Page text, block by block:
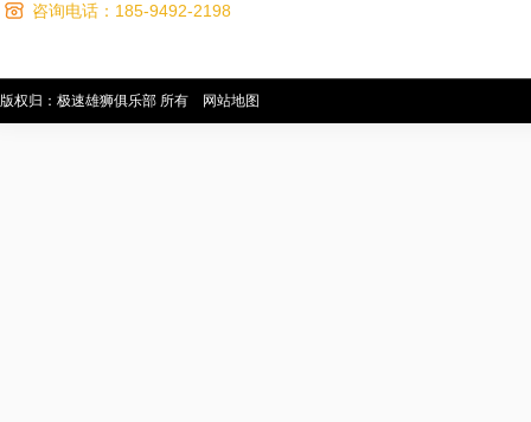
咨询电话：185-9492-2198
版权归：极速雄狮俱乐部 所有 网站地图